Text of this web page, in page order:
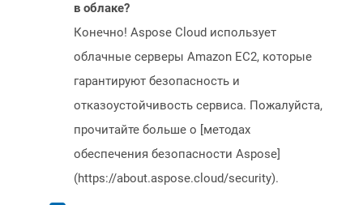
в облаке?
Конечно! Aspose Cloud использует
облачные серверы Amazon EC2, которые
гарантируют безопасность и
отказоустойчивость сервиса. Пожалуйста,
прочитайте больше о [методах
обеспечения безопасности Aspose]
(https://about.aspose.cloud/security).